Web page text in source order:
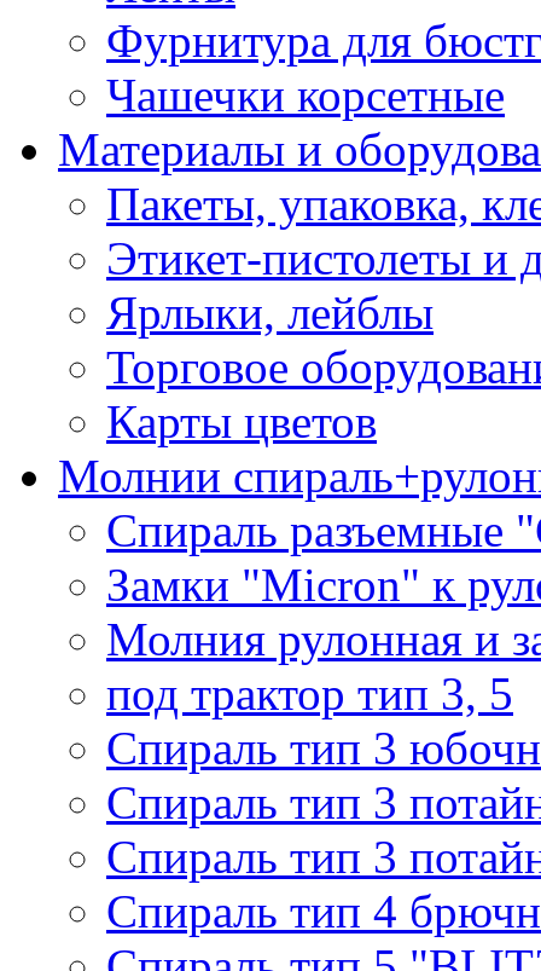
Фурнитура для
Чашечки корсетные
Материалы и
Пакеты, упаковка,
Этикет-пистолеты и
Ярлыки, лейблы
Торговое
Карты цветов
Молнии
Спираль разъемные
Замки "Micron" к
Молния рулонная и
под трактор тип 3, 5
Спираль тип 3
Спираль тип 3
Спираль тип 3
Спираль тип 4